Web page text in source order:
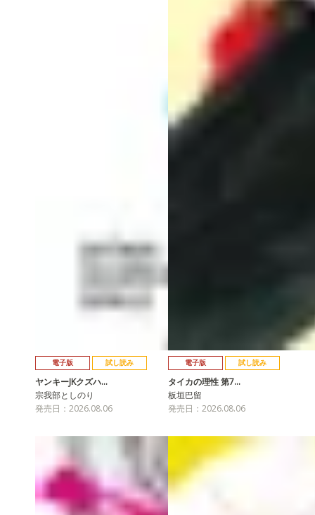
電子版 試し読み
ヤンキーJKクズハ…
宗我部としのり
発売日：2026.08.06
電子版 試し読み
タイカの理性 第7…
板垣巴留
発売日：2026.08.06